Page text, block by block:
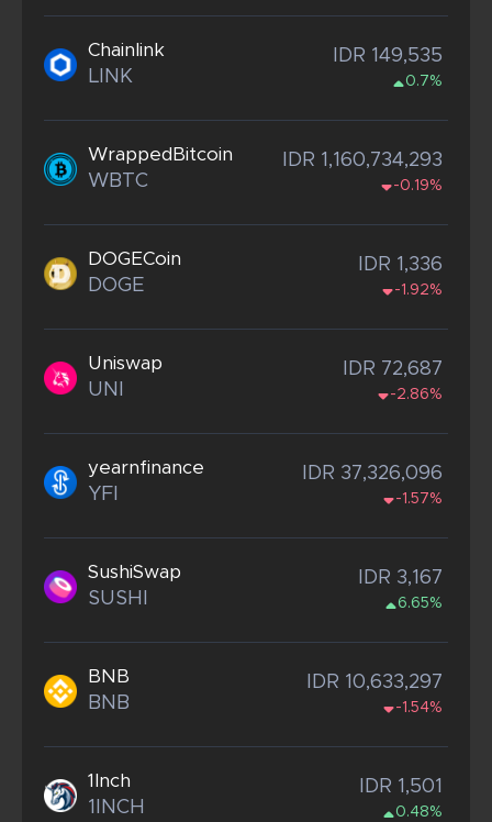
Chainlink
LINK
IDR 149,535
0.7%
WrappedBitcoin
WBTC
IDR 1,160,734,293
-0.19%
DOGECoin
DOGE
IDR 1,336
-1.92%
Uniswap
UNI
IDR 72,687
-2.86%
yearnfinance
YFI
IDR 37,326,096
-1.57%
SushiSwap
SUSHI
IDR 3,167
6.65%
BNB
BNB
IDR 10,633,297
-1.54%
1Inch
1INCH
IDR 1,501
0.48%